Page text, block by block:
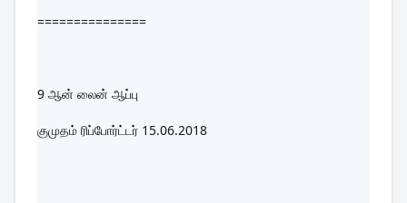
===============
9 ஆன் லைன் ஆப்பு
குமுதம் ரிப்போர்ட்டர் 15.06.2018